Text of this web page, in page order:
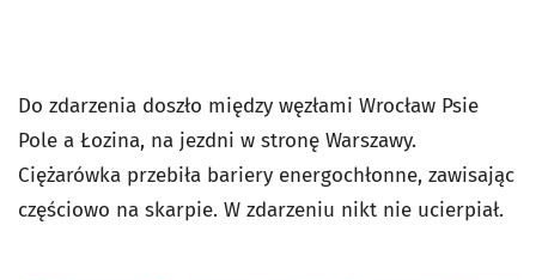
Do zdarzenia doszło między węzłami Wrocław Psie
Pole a Łozina, na jezdni w stronę Warszawy.
Ciężarówka przebiła bariery energochłonne, zawisając
częściowo na skarpie. W zdarzeniu nikt nie ucierpiał.